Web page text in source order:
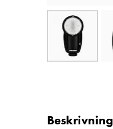
Beskrivning